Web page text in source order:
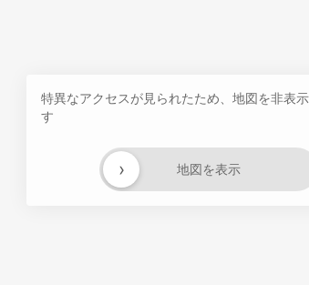
特異なアクセスが見られたため、地図を非表
す
地図を表示
›